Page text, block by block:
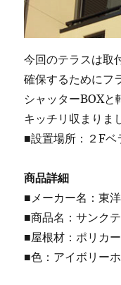
今回のテラスは取
確保するためにフ
シャッターBOXと
キッチリ収まりま
■設置場所：２F
商品詳細
■メーカー名：東
■商品名：サンク
■屋根材：ポリカ
■色：アイボリー